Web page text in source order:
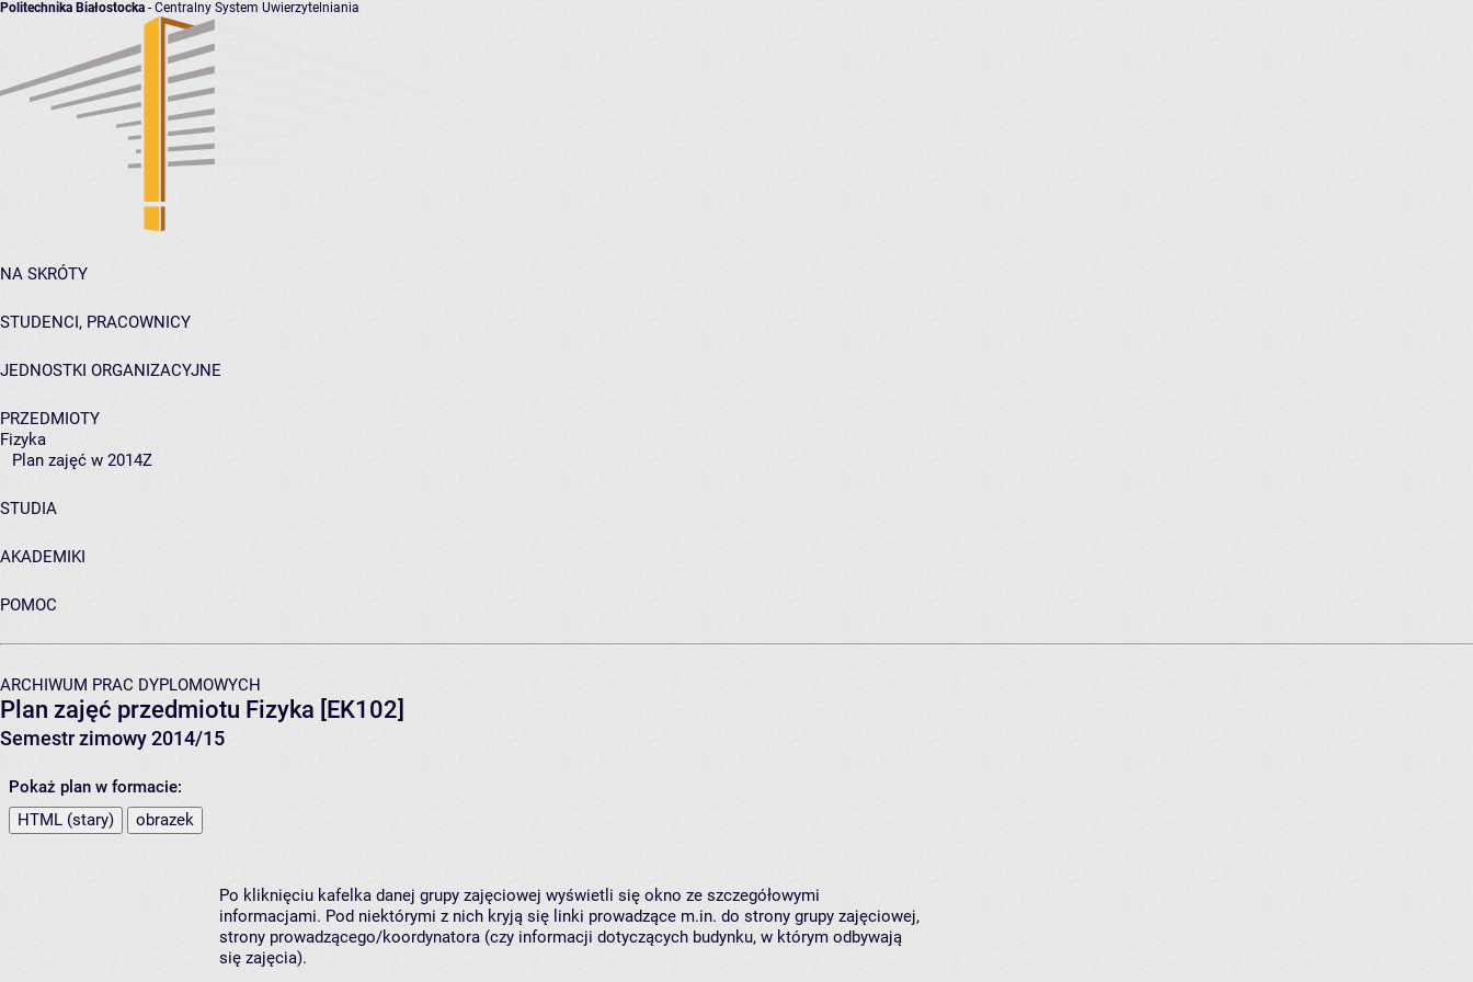
Politechnika Białostocka - Centralny System Uwierzytelniania
NA SKRÓTY
STUDENCI, PRACOWNICY
JEDNOSTKI ORGANIZACYJNE
PRZEDMIOTY
Fizyka
Plan zajęć w 2014Z
STUDIA
AKADEMIKI
POMOC
ARCHIWUM PRAC DYPLOMOWYCH
Plan zajęć przedmiotu Fizyka [EK102]
Semestr zimowy 2014/15
Pokaż plan w formacie:
HTML (stary)
obrazek
Po kliknięciu kafelka danej grupy zajęciowej wyświetli się okno ze szczegółowymi
informacjami. Pod niektórymi z nich kryją się linki prowadzące m.in. do strony grupy zajęciowej,
strony prowadzącego/koordynatora (czy informacji dotyczących budynku, w którym odbywają
się zajęcia).